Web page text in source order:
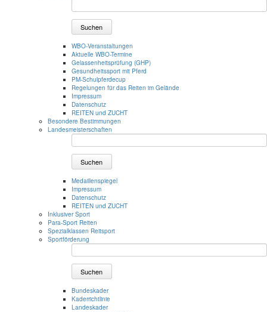
Suchen
WBO-Veranstaltungen
Aktuelle WBO-Termine
Gelassenheitsprüfung (GHP)
Gesundheitssport mit Pferd
PM-Schulpferdecup
Regelungen für das Reiten im Gelände
Impressum
Datenschutz
REITEN und ZUCHT
Besondere Bestimmungen
Landesmeisterschaften
Suchen
Medaillenspiegel
Impressum
Datenschutz
REITEN und ZUCHT
Inklusiver Sport
Para-Sport Reiten
Spezialklassen Reitsport
Sportförderung
Suchen
Bundeskader
Kaderrichtlinie
Landeskader